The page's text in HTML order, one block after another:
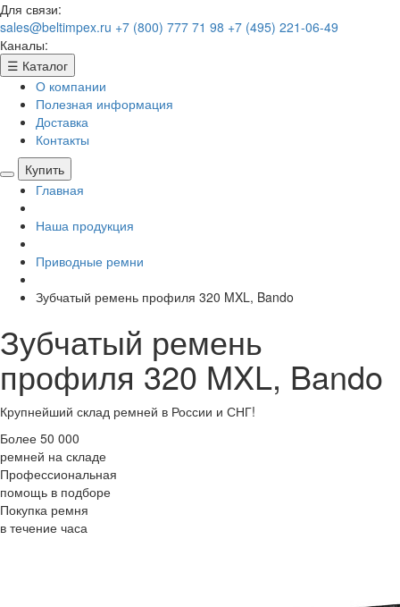
Для связи:
sales@beltimpex.ru +7 (800) 777 71 98 +7 (495) 221-06-49
Каналы:
☰ Каталог
О компании
Полезная информация
Доставка
Контакты
Купить
Главная
Наша продукция
Приводные ремни
Зубчатый ремень профиля 320 MXL, Bando
Зубчатый ремень
профиля 320 MXL, Bando
Крупнейший склад ремней в России и СНГ!
Более 50 000
ремней на складе
Профессиональная
помощь в подборе
Покупка ремня
в течение часа